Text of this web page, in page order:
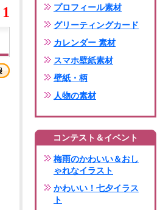
1
プロフィール素材
グリーティングカード
カレンダー 素材
スマホ壁紙素材
壁紙・柄
人物の素材
コンテスト＆イベント
梅雨のかわいい＆おし
ゃれなイラスト
かわいい！七夕イラス
ト